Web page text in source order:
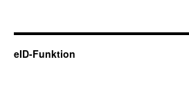
eID-Funktion